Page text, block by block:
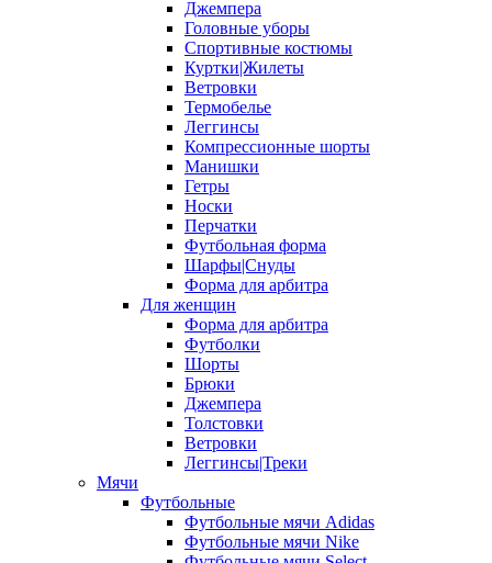
Джемпера
Головные уборы
Спортивные костюмы
Куртки|Жилеты
Ветровки
Термобелье
Леггинсы
Компрессионные шорты
Манишки
Гетры
Носки
Перчатки
Футбольная форма
Шарфы|Снуды
Форма для арбитра
Для женщин
Форма для арбитра
Футболки
Шорты
Брюки
Джемпера
Толстовки
Ветровки
Леггинсы|Треки
Мячи
Футбольные
Футбольные мячи Adidas
Футбольные мячи Nike